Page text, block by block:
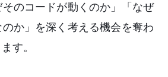
のコードが動くのか」「なぜ
か」を深く考える機会を奪わ
す。